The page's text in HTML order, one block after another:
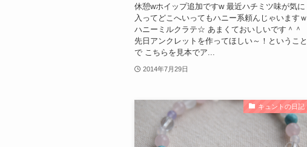
休憩wホイップ追加ですw 最近ハチミツ味が気に
入ってどこへいってもハニー系頼んじゃいますｗ
ハニーミルクラテ☆ あまくておいしいです＾＾
先日アンクレットを作ってほしい～！ということ
で こちらを見本でア...
2014年7月29日
キュントの日記